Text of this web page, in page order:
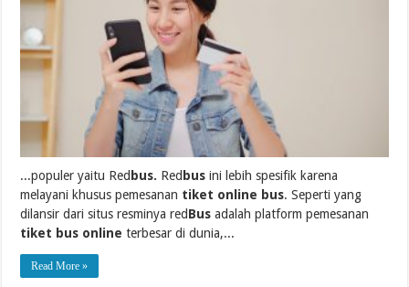
...populer yaitu Red bus. Red bus ini lebih spesifik karena
melayani khusus pemesanan tiket online bus. Seperti yang
dilansir dari situs resminya redBus adalah platform pemesanan
tiket bus online terbesar di dunia,...
Read More »